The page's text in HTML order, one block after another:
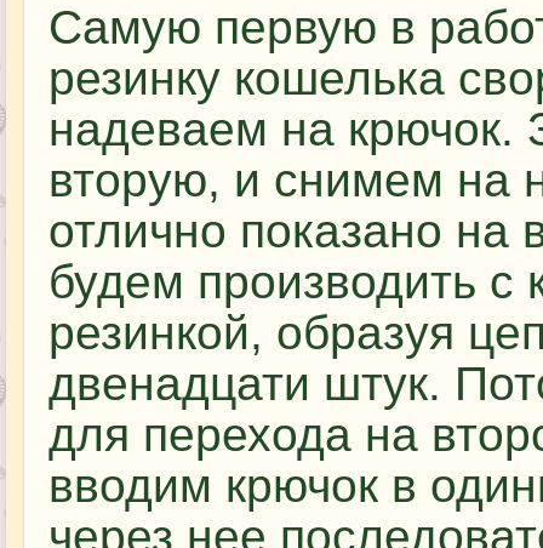
Самую первую в
резинку кошелька
надеваем на крючок.
вторую, и снимем на
отлично показано на
будем производить
резинкой, образуя
двенадцати штук.
для перехода на
вводим крючок в
через нее